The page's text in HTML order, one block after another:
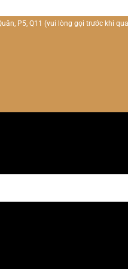
P5, Q11 (vui lòng gọi trước khi